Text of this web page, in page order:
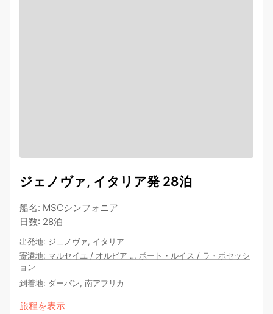
ジェノヴァ, イタリア発 28泊
船名: MSCシンフォニア
日数: 28泊
出発地: ジェノヴァ, イタリア
寄港地: マルセイユ / オルビア … ポート・ルイス / ラ・ポセッシ
ョン
到着地: ダーバン, 南アフリカ
旅程を表示